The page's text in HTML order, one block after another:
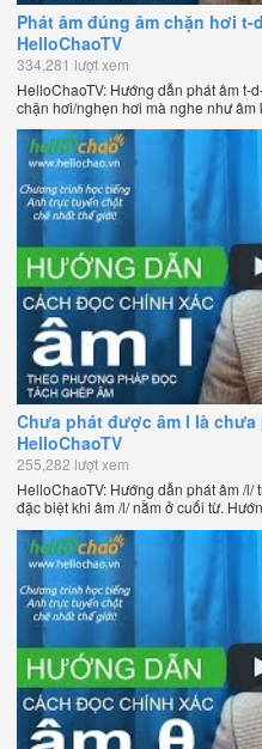
Phát âm đúng âm chặn hơi
HelloChaoTV
334,281 lượt xem
HelloChaoTV: Hướng dẫn phát âm t-
chặn hơi/nghẹn hơi mà nghe như
chúng nằm ở cuối từ. Hướng dẫn
lập HelloChao.vn - Chương trình dạy
thế giới.
Chưa phát được âm l là
HelloChaoTV
255,282 lượt xem
HelloChaoTV: Hướng dẫn phát âm /
đặc biệt khi âm /l/ nằm ở cuối từ.
chẽ nhất thế giới.